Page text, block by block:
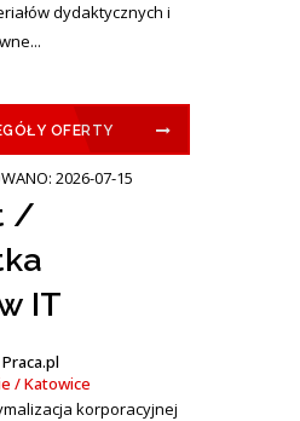
dydaktycznych i
OFERTY
2026-07-15
/
IT
/ Katowice
korporacyjnej